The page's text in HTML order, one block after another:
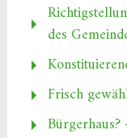
des
Frisch